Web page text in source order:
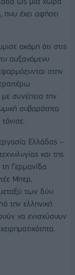
που έχει αφήσει
ακόμη ότι στις
αυξανόμενο
στην
συνέπεια την
σοβαρότητα
Ελλάδας –
και της
Γερμανίδα
Μπερ,
των δύο
την ελληνική
να ενισχύσουν